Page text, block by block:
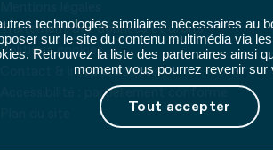
technologies similaires nécessaires au
sur le site du contenu multimédia via
Retrouvez la liste des partenaires ainsi
moment vous pourrez revenir sur
Tout accepter
Traitement des données et droits
Politique cookies
Contact & infos pratiques
Accessibilité : partiellement conforme